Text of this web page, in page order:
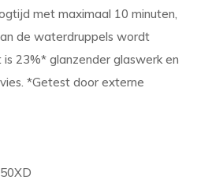
met maximaal 10 minuten,
de waterdruppels wordt
23%* glanzender glaswerk en
*Getest door externe